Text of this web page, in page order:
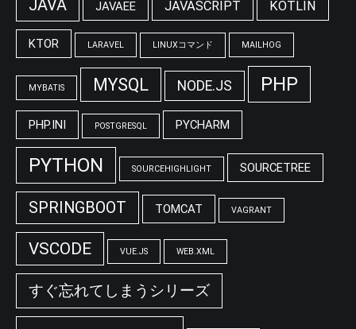
JAVA JAVAEE JAVASCRIPT KOTLIN
KTOR LARAVEL LINUXコマンド MAILHOG
MYBATIS MYSQL NODE.JS PHP
PHP.INI POSTGRESQL PYCHARM
PYTHON SOURCEHIGHLIGHT SOURCETREE
SPRINGBOOT TOMCAT VAGRANT
VSCODE VUE.JS WEB.XML
すぐ忘れてしまうシリーズ